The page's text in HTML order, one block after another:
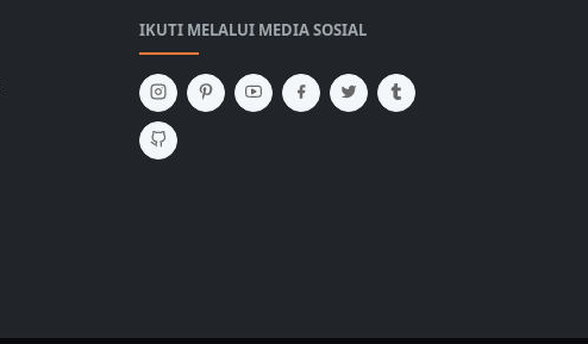
IKUTI MELALUI MEDIA SOSIAL